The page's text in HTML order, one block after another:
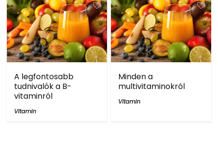
A legfontosabb
tudnivalók a B-
vitaminról
Vitamin
Minden a
multivitaminokról
Vitamin